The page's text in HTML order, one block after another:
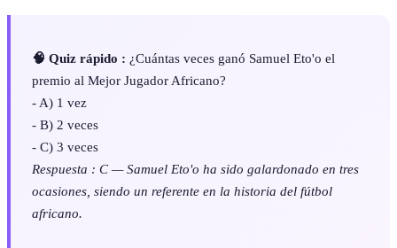
🧠 Quiz rápido : ¿Cuántas veces ganó Samuel Eto'o el
premio al Mejor Jugador Africano?
- A) 1 vez
- B) 2 veces
- C) 3 veces
Respuesta : C — Samuel Eto'o ha sido galardonado en tres
ocasiones, siendo un referente en la historia del fútbol
africano.